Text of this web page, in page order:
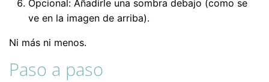
Opcional: Añadirle una sombra debajo (como se
ve en la imagen de arriba).
Ni más ni menos.
Paso a paso